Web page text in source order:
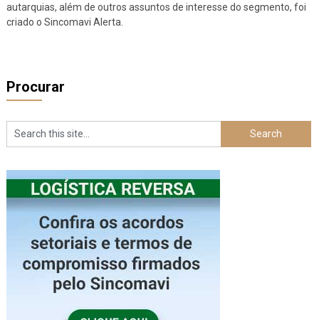
autarquias, além de outros assuntos de interesse do segmento, foi
criado o Sincomavi Alerta.
Procurar